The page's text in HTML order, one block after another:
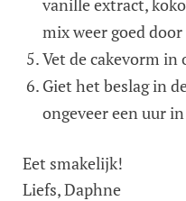
mix weer goed
Vet de cakevorm in
Giet het beslag in
ongeveer een uur
Eet smakelijk!
Liefs, Daphne